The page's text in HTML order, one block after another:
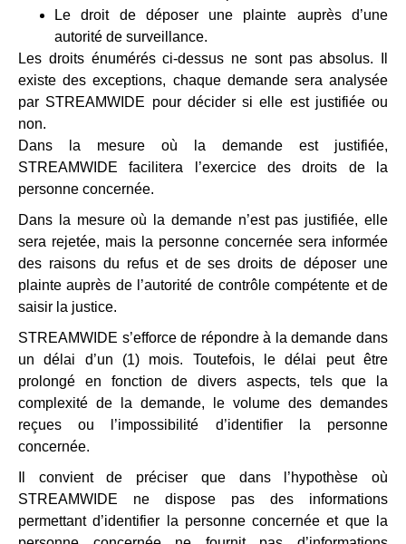
Le droit de déposer une plainte auprès d’une
autorité de surveillance.
Les droits énumérés ci-dessus ne sont pas absolus. Il
existe des exceptions, chaque demande sera analysée
par STREAMWIDE pour décider si elle est justifiée ou
non.
Dans la mesure où la demande est justifiée,
STREAMWIDE facilitera l’exercice des droits de la
personne concernée.
Dans la mesure où la demande n’est pas justifiée, elle
sera rejetée, mais la personne concernée sera informée
des raisons du refus et de ses droits de déposer une
plainte auprès de l’autorité de contrôle compétente et de
saisir la justice.
STREAMWIDE s’efforce de répondre à la demande dans
un délai d’un (1) mois. Toutefois, le délai peut être
prolongé en fonction de divers aspects, tels que la
complexité de la demande, le volume des demandes
reçues ou l’impossibilité d’identifier la personne
concernée.
Il convient de préciser que dans l’hypothèse où
STREAMWIDE ne dispose pas des informations
permettant d’identifier la personne concernée et que la